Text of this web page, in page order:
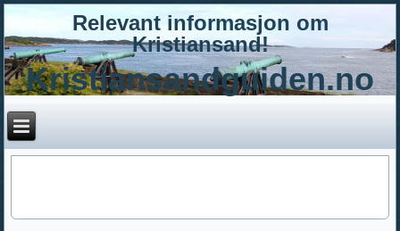
Relevant informasjon om
Kristiansand!
Kristiansandguiden.no